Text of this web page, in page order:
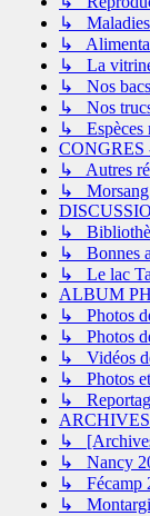
↳ Maladies
↳
↳ La
↳ Nos bacs
↳ Nos
↳ Espèces
↳ Autres
↳ Morsang
↳
↳ Bonnes
↳ Le lac
ALBUM
↳ Photos
↳ Photos
↳ Vidéos
↳ Photos et
↳
ARCHIVES
↳
↳ Nancy
↳ Fécamp
↳